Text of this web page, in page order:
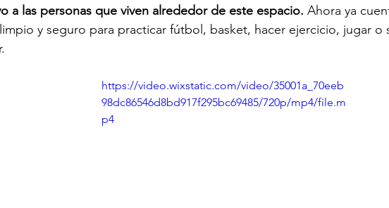
a las personas que viven alrededor de este espacio. Ahora ya
y seguro para practicar fútbol, basket, hacer ejercicio, jugar o
https://video.wixstatic.com/video/35001a_70eeb
98dc86546d8bd917f295bc69485/720p/mp4/file.m
p4